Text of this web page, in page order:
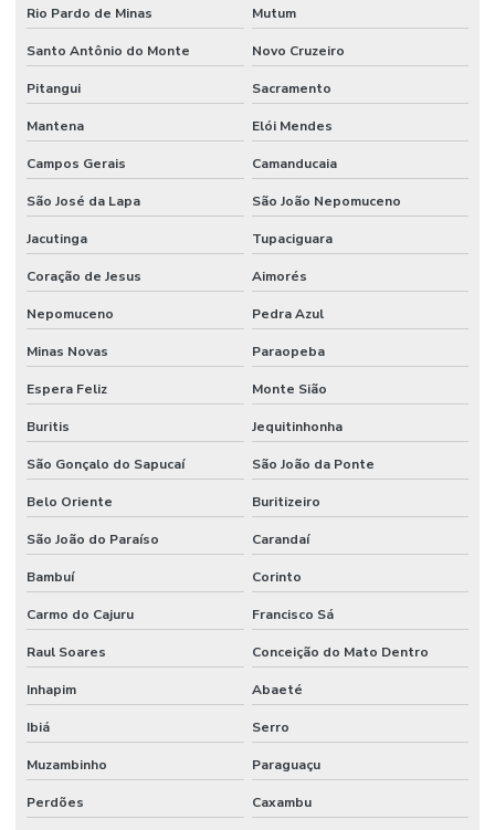
Rio Pardo de Minas Mutum
Santo Antônio do Monte Novo Cruzeiro
Pitangui Sacramento
Mantena Elói Mendes
Campos Gerais Camanducaia
São José da Lapa São João Nepomuceno
Jacutinga Tupaciguara
Coração de Jesus Aimorés
Nepomuceno Pedra Azul
Minas Novas Paraopeba
Espera Feliz Monte Sião
Buritis Jequitinhonha
São Gonçalo do Sapucaí São João da Ponte
Belo Oriente Buritizeiro
São João do Paraíso Carandaí
Bambuí Corinto
Carmo do Cajuru Francisco Sá
Raul Soares Conceição do Mato Dentro
Inhapim Abaeté
Ibiá Serro
Muzambinho Paraguaçu
Perdões Caxambu